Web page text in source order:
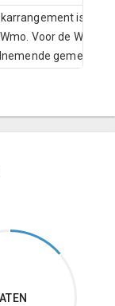
is een
Voor de
gemeenten.